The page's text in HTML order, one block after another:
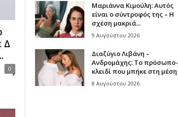
Δ
0
Μαριάννα Κιμούλη: Αυτός
είναι ο σύντροφός της – Η
σχέση μακριά...
9 Αυγούστου 2026
Διαζύγιο Λιβάνη –
Ανδρομάχης: Το πρόσωπο-
κλειδί που μπήκε στη μέση
8 Αυγούστου 2026